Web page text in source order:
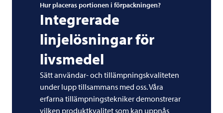
Hur placeras portionen i förpackningen?
Integrerade
linjelösningar för
livsmedel
Sätt användar- och tillämpningskvaliteten
under lupp tillsammans med oss. Våra
erfarna tillämpningstekniker demonstrerar
vilken produktkvalitet som kan uppnås